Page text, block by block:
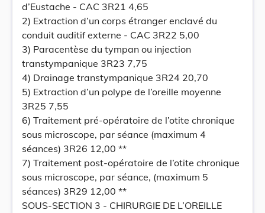
d’Eustache - CAC 3R21 4,65
2) Extraction d’un corps étranger enclavé du
conduit auditif externe - CAC 3R22 5,00
3) Paracentèse du tympan ou injection
transtympanique 3R23 7,75
4) Drainage transtympanique 3R24 20,70
5) Extraction d’un polype de l’oreille moyenne
3R25 7,55
6) Traitement pré-opératoire de l’otite chronique
sous microscope, par séance (maximum 4
séances) 3R26 12,00 **
7) Traitement post-opératoire de l’otite chronique
sous microscope, par séance, (maximum 5
séances) 3R29 12,00 **
SOUS-SECTION 3 - CHIRURGIE DE L’OREILLE